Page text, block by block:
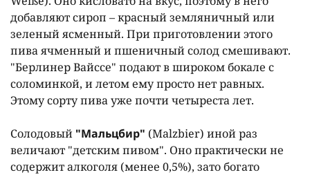
добавляют сироп – красный земляничный или
зеленый ясменный. При приготовлении этого
пива ячменный и пшеничный солод смешивают.
"Берлинер Вайссе" подают в широком бокале с
соломинкой, и летом ему просто нет равных.
Этому сорту пива уже почти четыреста лет.
Солодовый "Мальцбир" (Malzbier) иной раз
величают "детским пивом". Оно практически не
содержит алкоголя (менее 0,5%), зато богато